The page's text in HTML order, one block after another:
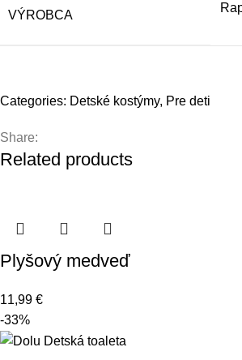
VÝROBCA
Categories: Detské kostýmy, Pre deti
Share:
Related products
Plyšový medveď
11,99 €
-33%